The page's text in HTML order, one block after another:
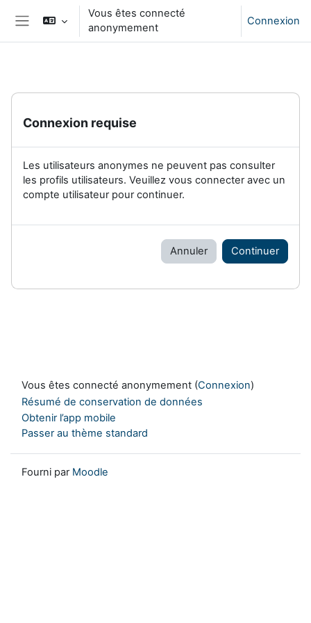
Passer au contenu principal
Panneau latéral
Vous êtes connecté
anonymement
Connexion
Connexion requise
Les utilisateurs anonymes ne peuvent pas consulter
les profils utilisateurs. Veuillez vous connecter avec un
compte utilisateur pour continuer.
Annuler Continuer
Vous êtes connecté anonymement (Connexion)
Résumé de conservation de données
Obtenir l’app mobile
Passer au thème standard
Fourni par Moodle